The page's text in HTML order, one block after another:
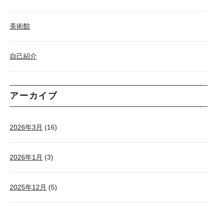
美術館
自己紹介
アーカイブ
2026年3月 (16)
2026年1月 (3)
2025年12月 (5)